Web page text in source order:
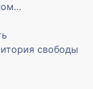
свободы